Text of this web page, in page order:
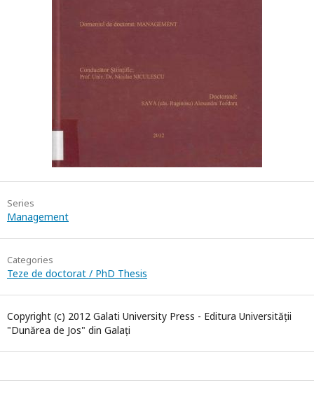
Series
Management
Categories
Teze de doctorat / PhD Thesis
Copyright (c) 2012 Galati University Press - Editura Universității
"Dunărea de Jos" din Galați